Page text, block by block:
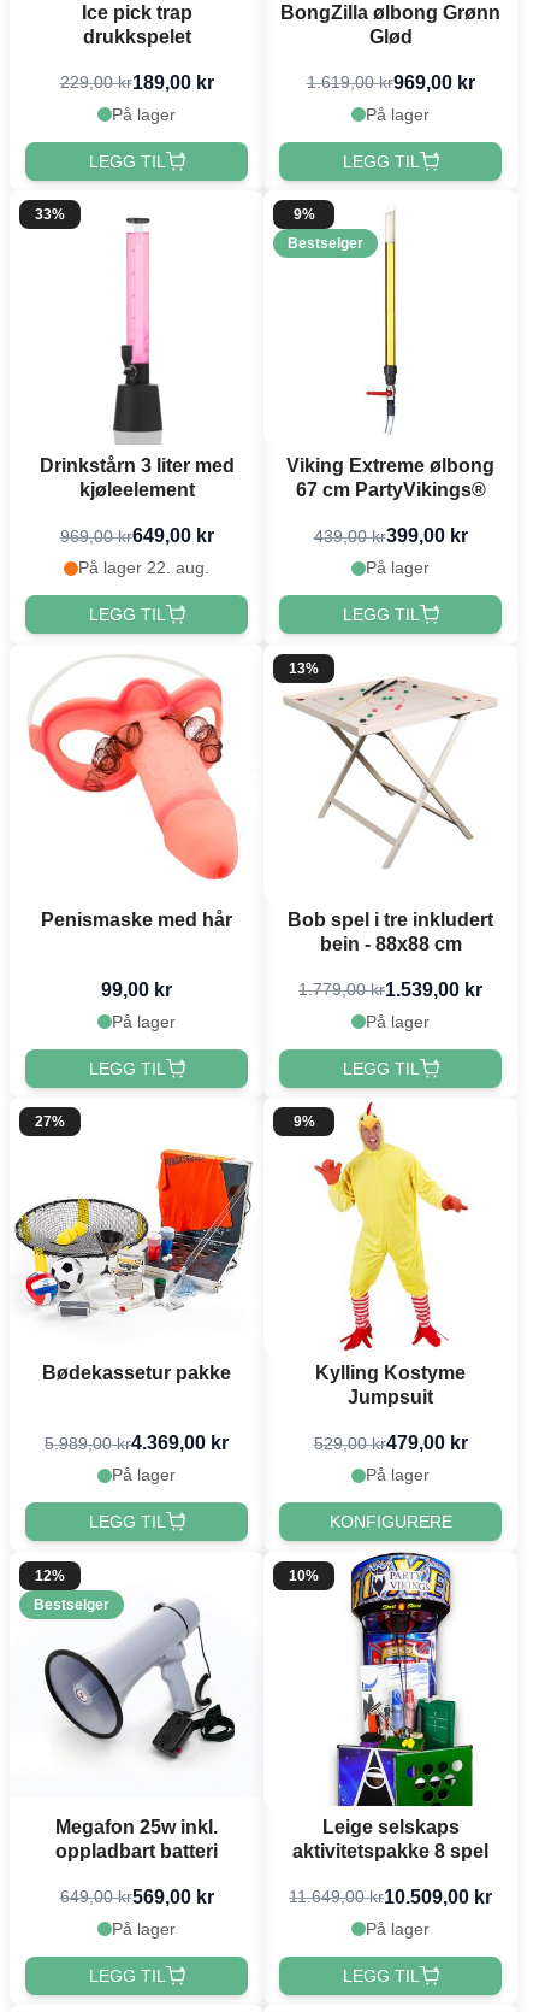
Ice pick trap
drukkspelet
229,00 kr189,00 kr
På lager
LEGG TIL
BongZilla ølbong Grønn
Glød
1.619,00 kr969,00 kr
På lager
LEGG TIL
33%
Drinkstårn 3 liter med
kjøleelement
969,00 kr649,00 kr
På lager 22. aug.
LEGG TIL
9%
Bestselger
Viking Extreme ølbong
67 cm PartyVikings®
439,00 kr399,00 kr
På lager
LEGG TIL
Penismaske med hår
99,00 kr
På lager
LEGG TIL
13%
Bob spel i tre inkludert
bein - 88x88 cm
1.779,00 kr1.539,00 kr
På lager
LEGG TIL
27%
Bødekassetur pakke
5.989,00 kr4.369,00 kr
På lager
LEGG TIL
9%
Kylling Kostyme
Jumpsuit
529,00 kr479,00 kr
På lager
KONFIGURERE
12%
Bestselger
Megafon 25w inkl.
oppladbart batteri
649,00 kr569,00 kr
På lager
LEGG TIL
10%
Leige selskaps
aktivitetspakke 8 spel
11.649,00 kr10.509,00 kr
På lager
LEGG TIL